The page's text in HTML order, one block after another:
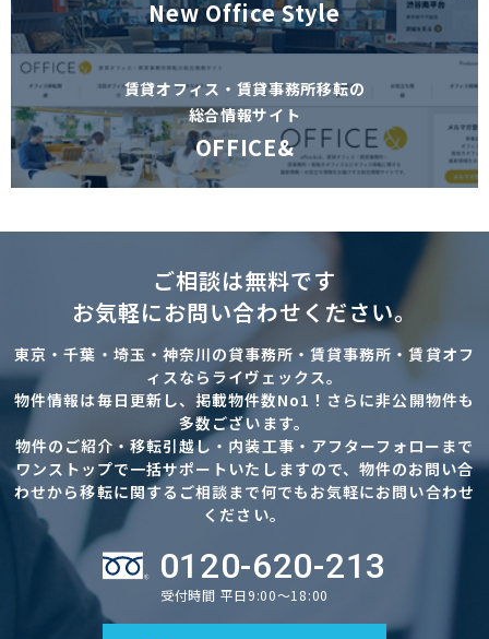
New Office Style
賃貸オフィス・賃貸事務所移転の
総合情報サイト
OFFICE&
ご相談は無料です
お気軽にお問い合わせください。
東京・千葉・埼玉・神奈川の貸事務所・賃貸事務所・賃貸オフ
ィスならライヴェックス。
物件情報は毎日更新し、掲載物件数No1！さらに非公開物件も
多数ございます。
物件のご紹介・移転引越し・内装工事・アフターフォローまで
ワンストップで一括サポートいたしますので、物件のお問い合
わせから移転に関するご相談まで何でもお気軽にお問い合わせ
ください。
0120-620-213
受付時間 平日9:00～18:00